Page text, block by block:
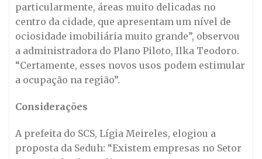
particularmente, áreas muito delicadas no
centro da cidade, que apresentam um nível de
ociosidade imobiliária muito grande”, observou
a administradora do Plano Piloto, Ilka Teodoro.
“Certamente, esses novos usos podem estimular
a ocupação na região”.
Considerações
A prefeita do SCS, Lígia Meireles, elogiou a
proposta da Seduh: “Existem empresas no Setor